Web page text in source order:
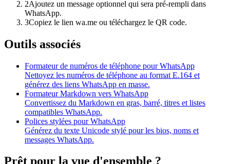
2Ajoutez un message optionnel qui sera pré-rempli dans
WhatsApp.
3Copiez le lien wa.me ou téléchargez le QR code.
Outils associés
Formateur de numéros de téléphone pour WhatsApp
Nettoyez les numéros de téléphone au format E.164 et
générez des liens WhatsApp en masse.
Formateur Markdown vers WhatsApp
Convertissez du Markdown en gras, barré, titres et listes
compatibles WhatsApp.
Polices stylées pour WhatsApp
Générez du texte Unicode stylé pour les bios, noms et
messages WhatsApp.
Prêt pour la vue d'ensemble ?